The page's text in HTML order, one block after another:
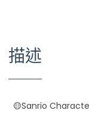
描述
🟡Sanrio